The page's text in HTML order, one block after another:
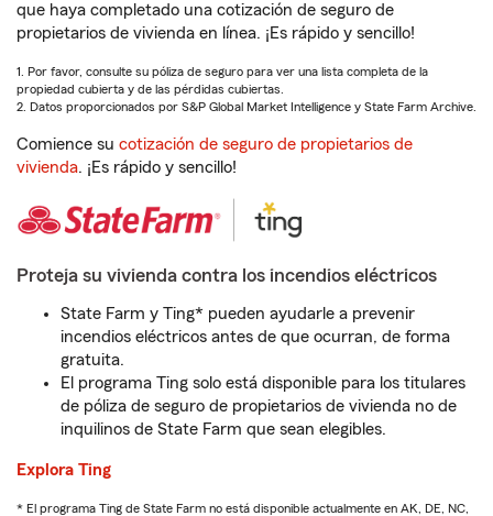
que haya completado una cotización de seguro de
propietarios de vivienda en línea. ¡Es rápido y sencillo!
1. Por favor, consulte su póliza de seguro para ver una lista completa de la
propiedad cubierta y de las pérdidas cubiertas.
2. Datos proporcionados por S&P Global Market Intelligence y State Farm Archive.
Comience su cotización de seguro de propietarios de
vivienda. ¡Es rápido y sencillo!
Proteja su vivienda contra los incendios eléctricos
State Farm y Ting* pueden ayudarle a prevenir
incendios eléctricos antes de que ocurran, de forma
gratuita.
El programa Ting solo está disponible para los titulares
de póliza de seguro de propietarios de vivienda no de
inquilinos de State Farm que sean elegibles.
Explora Ting
* El programa Ting de State Farm no está disponible actualmente en AK, DE, NC,